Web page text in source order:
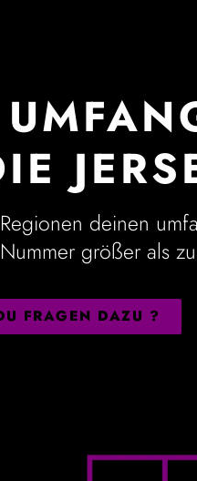
deinen
größer als
FRAGEN DAZU ?